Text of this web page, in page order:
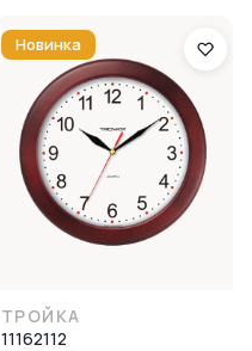
Новинка
ТРОЙКА
11162112